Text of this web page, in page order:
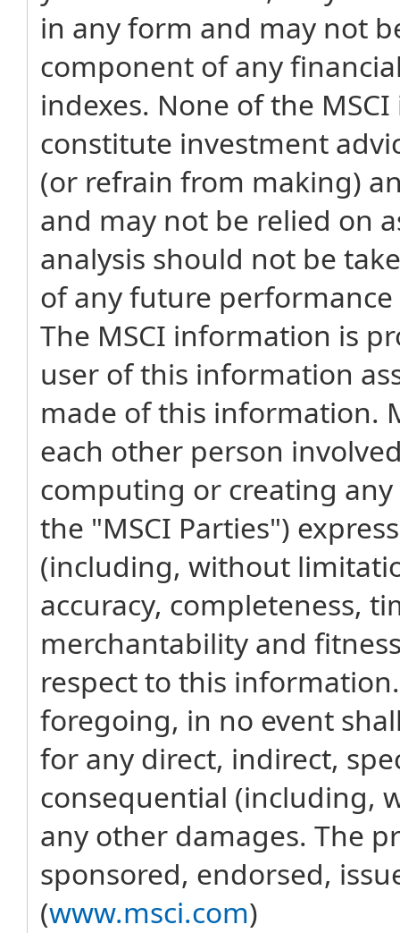
in any form and may not
component of any
indexes. None of the
constitute investment
(or refrain from making)
and may not be relied on
analysis should not be
of any future
The MSCI information is
user of this information
made of this information.
each other person
computing or creating
the "MSCI Parties")
(including, without
accuracy, completeness,
merchantability and
respect to this
foregoing, in no event
for any direct, indirect,
consequential (including,
any other damages. The
sponsored, endorsed,
(www.msci.com)